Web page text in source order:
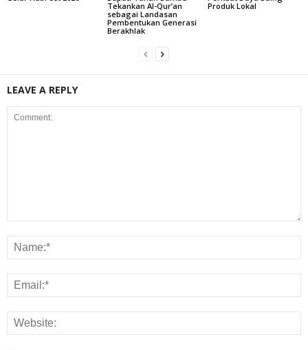
Tekankan Al-Qur’an
sebagai Landasan
Pembentukan Generasi
Berakhlak
Produk Lokal
LEAVE A REPLY